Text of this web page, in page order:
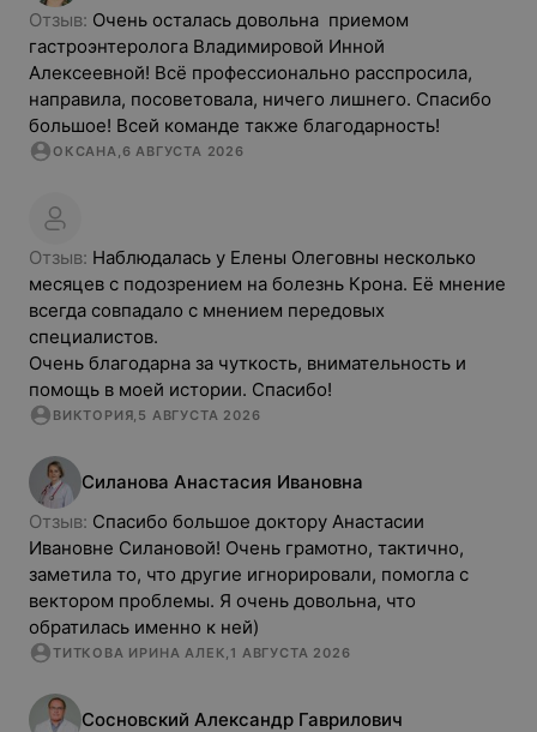
Отзыв: Очень осталась довольна  приемом
гастроэнтеролога Владимировой Инной
Алексеевной! Всё профессионально расспросила,
направила, посоветовала, ничего лишнего. Спасибо
большое! Всей команде также благодарность!
ОКСАНА,6 АВГУСТА 2026
Отзыв: Наблюдалась у Елены Олеговны несколько
месяцев с подозрением на болезнь Крона. Её мнение
всегда совпадало с мнением передовых
специалистов.
Очень благодарна за чуткость, внимательность и
помощь в моей истории. Спасибо!
ВИКТОРИЯ, 5 АВГУСТА 2026
Силанова Анастасия Ивановна
Отзыв: Спасибо большое доктору Анастасии
Ивановне Силановой! Очень грамотно, тактично,
заметила то, что другие игнорировали, помогла с
вектором проблемы. Я очень довольна, что
обратилась именно к ней)
ТИТКОВА ИРИНА АЛЕК, 1 АВГУСТА 2026
Сосновский Александр Гаврилович